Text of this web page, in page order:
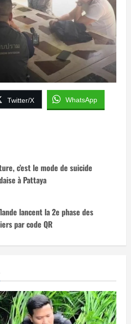
Twitter/X WhatsApp
c’est le mode de suicide
à Pattaya
lancent la 2e phase des
par code QR